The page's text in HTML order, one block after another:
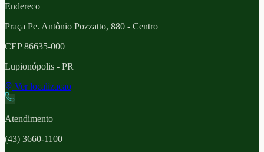
Endereco
Praça Pe. Antônio Pozzatto, 880 - Centro
CEP86635-000
Lupionópolis - PR
Ver localizacao
Atendimento
(43) 3660-1100